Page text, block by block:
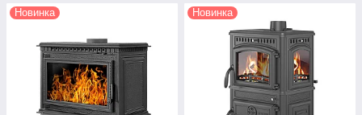
Новинка Новинка